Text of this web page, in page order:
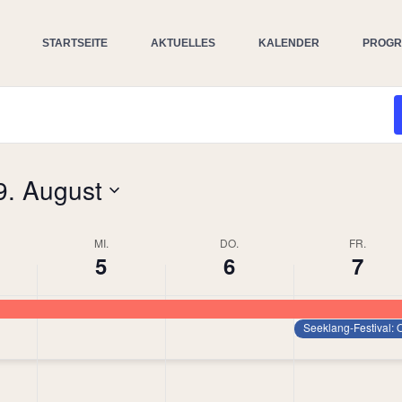
STARTSEITE AKTUELLES KALENDER
August
MI.
5
DO.
6
FR.
7
Seeklang-Festival: